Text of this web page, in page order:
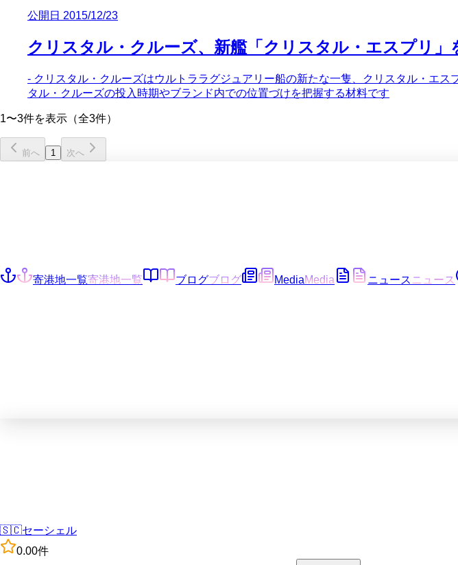
公開日 2015/12/23
クリスタル・クルーズ、新艦「クリスタル・エスプリ」
- クリスタル・クルーズはウルトララグジュアリー船の新たな一隻、クリスタル・エ
タル・クルーズの投入時期やブランド内での位置づけを把握する材料です
1〜3件を表示（全3件）
前へ 1 次へ
寄港地一覧寄港地一覧 ブログブログ MediaMedia ニュース ニュース
🇸🇨セーシェル
0.00件